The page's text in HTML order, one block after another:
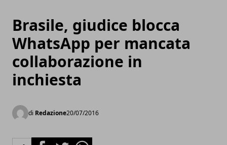
Brasile, giudice blocca
WhatsApp per mancata
collaborazione in
inchiesta
di Redazione20/07/2016